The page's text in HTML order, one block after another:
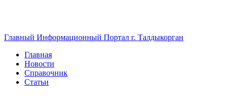
Главный Информационный Портал г. Талдыкорган
Главная
Новости
Справочник
Статьи